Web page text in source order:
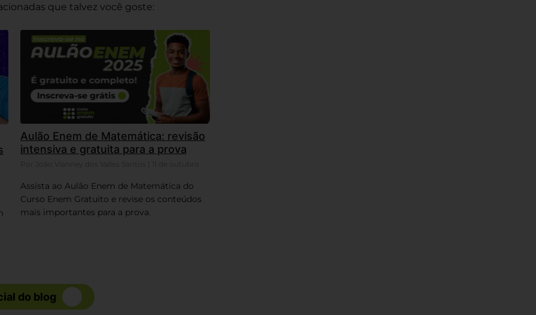
que talvez você goste:
Aulão Enem de Matemática: revisão
intensiva e gratuita para a prova
Assista ao Aulão Enem de Matemática do
Curso Enem Gratuito e revise os conteúdos
mais importantes para a prova.
do blog